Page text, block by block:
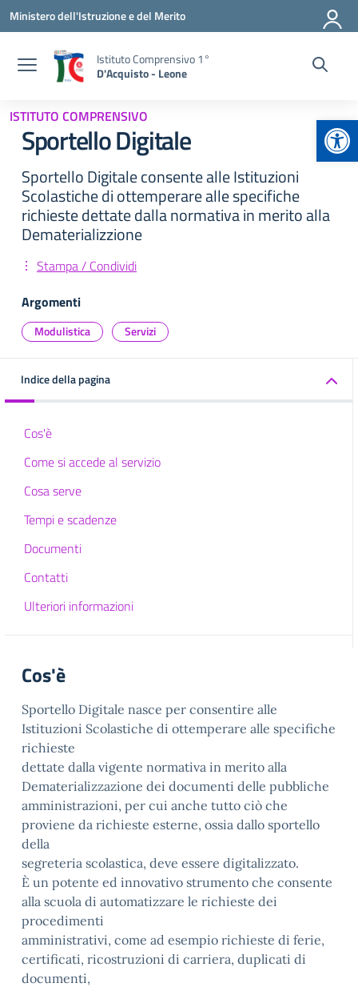
Vai ai contenuti
Vai al menu di navigazione
Vai al footer
Ministero dell'Istruzione e del Merito
Istituto Comprensivo 1°
D'Acquisto - Leone
ISTITUTO COMPRENSIVO
Sportello Digitale
Sportello Digitale consente alle Istituzioni
Scolastiche di ottemperare alle specifiche
richieste dettate dalla normativa in merito alla
Dematerializzione
Stampa / Condividi
Argomenti
Modulistica Servizi
Indice della pagina
Cos'è
Come si accede al servizio
Cosa serve
Tempi e scadenze
Documenti
Contatti
Ulteriori informazioni
Cos'è
Sportello Digitale nasce per consentire alle
Istituzioni Scolastiche di ottemperare alle specifiche
richieste
dettate dalla vigente normativa in merito alla
Dematerializzazione dei documenti delle pubbliche
amministrazioni, per cui anche tutto ciò che
proviene da richieste esterne, ossia dallo sportello
della
segreteria scolastica, deve essere digitalizzato.
È un potente ed innovativo strumento che consente
alla scuola di automatizzare le richieste dei
procedimenti
amministrativi, come ad esempio richieste di ferie,
certificati, ricostruzioni di carriera, duplicati di
documenti,